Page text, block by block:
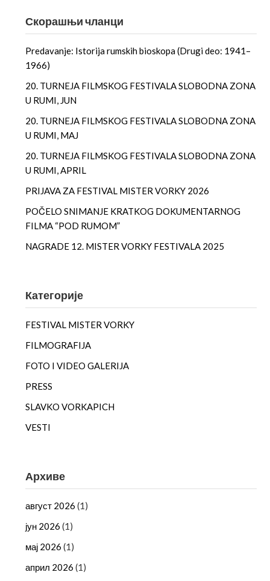
Скорашњи чланци
Predavanje: Istorija rumskih bioskopa (Drugi deo: 1941–
1966)
20. TURNEJA FILMSKOG FESTIVALA SLOBODNA ZONA
U RUMI, JUN
20. TURNEJA FILMSKOG FESTIVALA SLOBODNA ZONA
U RUMI, MAJ
20. TURNEJA FILMSKOG FESTIVALA SLOBODNA ZONA
U RUMI, APRIL
PRIJAVA ZA FESTIVAL MISTER VORKY 2026
POČELO SNIMANJE KRATKOG DOKUMENTARNOG
FILMA “POD RUMOM”
NAGRADE 12. MISTER VORKY FESTIVALA 2025
Категорије
FESTIVAL MISTER VORKY
FILMOGRAFIJA
FOTO I VIDEO GALERIJA
PRESS
SLAVKO VORKAPICH
VESTI
Архиве
август 2026 (1)
јун 2026 (1)
мај 2026 (1)
април 2026 (1)